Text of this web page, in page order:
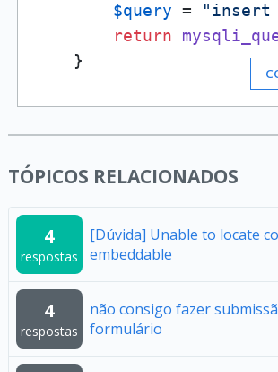
$query =
"insert
return
    }
TÓPICOS RELACIONADOS
4
respostas
[Dúvida] Unable to locate
embeddable
4
respostas
não consigo fazer
formulário